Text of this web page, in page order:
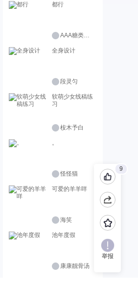
都行
AAA糖类批发商
全身设计
段灵匀
软萌少女线稿练
习
桉木予白
。
怪怪猫
可爱的羊羊咩
海笑
池年度假
康康靓骨汤
9
举报